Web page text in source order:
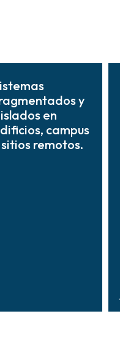
y
en
campus
remotos.